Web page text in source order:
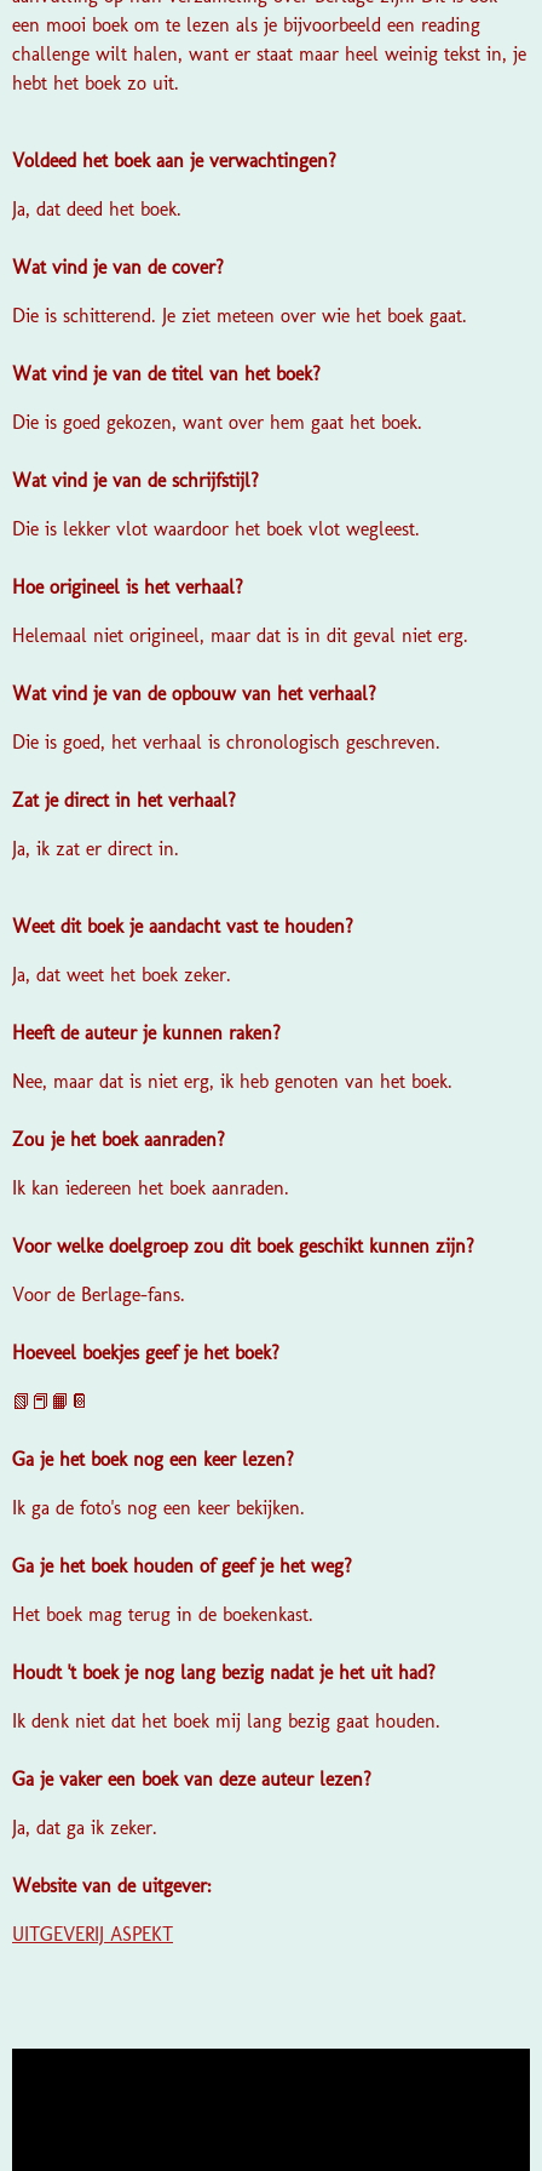
een mooi boek om te lezen als je bijvoorbeeld een reading
challenge wilt halen, want er staat maar heel weinig tekst in, je
hebt het boek zo uit.
Voldeed het boek aan je verwachtingen?
Ja, dat deed het boek.
Wat vind je van de cover?
Die is schitterend. Je ziet meteen over wie het boek gaat.
Wat vind je van de titel van het boek?
Die is goed gekozen, want over hem gaat het boek.
Wat vind je van de schrijfstijl?
Die is lekker vlot waardoor het boek vlot wegleest.
Hoe origineel is het verhaal?
Helemaal niet origineel, maar dat is in dit geval niet erg.
Wat vind je van de opbouw van het verhaal?
Die is goed, het verhaal is chronologisch geschreven.
Zat je direct in het verhaal?
Ja, ik zat er direct in.
Weet dit boek je aandacht vast te houden?
Ja, dat weet het boek zeker.
Heeft de auteur je kunnen raken?
Nee, maar dat is niet erg, ik heb genoten van het boek.
Zou je het boek aanraden?
Ik kan iedereen het boek aanraden.
Voor welke doelgroep zou dit boek geschikt kunnen zijn?
Voor de Berlage-fans.
Hoeveel boekjes geef je het boek?
📗📕📙📔
Ga je het boek nog een keer lezen?
Ik ga de foto's nog een keer bekijken.
Ga je het boek houden of geef je het weg?
Het boek mag terug in de boekenkast.
Houdt 't boek je nog lang bezig nadat je het uit had?
Ik denk niet dat het boek mij lang bezig gaat houden.
Ga je vaker een boek van deze auteur lezen?
Ja, dat ga ik zeker.
Website van de uitgever:
UITGEVERIJ ASPEKT